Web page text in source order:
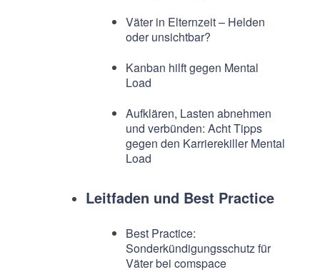
Väter in Elternzeit – Helden
oder unsichtbar?
Kanban hilft gegen Mental
Load
Aufklären, Lasten abnehmen
und verbünden: Acht Tipps
gegen den Karrierekiller Mental
Load
Leitfaden und Best Practice
Best Practice:
Sonderkündigungsschutz für
Väter bei comspace